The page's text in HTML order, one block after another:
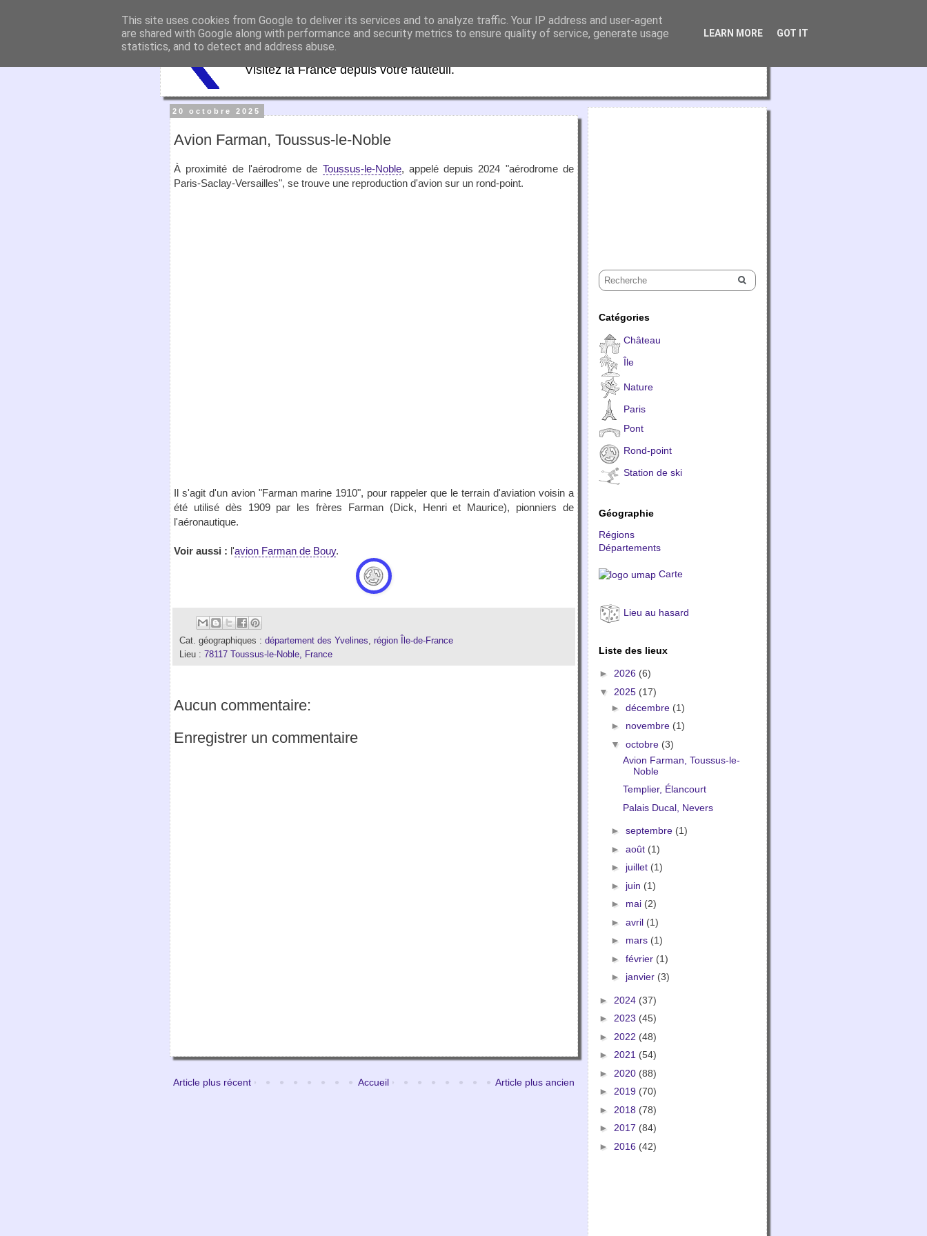
VirtuaFrance
Visitez la France depuis votre fauteuil.
20 octobre 2025
Avion Farman, Toussus-le-Noble
À proximité de l'aérodrome de Toussus-le-Noble, appelé depuis 2024 "aérodrome de
Paris-Saclay-Versailles", se trouve une reproduction d'avion sur un rond-point.
Il s'agit d'un avion "Farman marine 1910", pour rappeler que le terrain d'aviation voisin a
été utilisé dès 1909 par les frères Farman (Dick, Henri et Maurice), pionniers de
l'aéronautique.
Voir aussi : l'avion Farman de Bouy.
Cat. géographiques : département des Yvelines
région Île-de-France
Lieu : 78117 Toussus-le-Noble, France
Aucun commentaire:
Enregistrer un commentaire
Article plus récent Article plus ancien
Accueil
Catégories
Château
Île
Nature
Paris
Pont
Rond-point
Station de ski
Géographie
Régions
Départements
Carte
Lieu au hasard
Liste des lieux
► 2026 (6)
▼ 2025 (17)
► décembre (1)
► novembre (1)
▼ octobre (3)
Avion Farman, Toussus-le-
Noble
Templier, Élancourt
Palais Ducal, Nevers
► septembre (1)
► août (1)
► juillet (1)
► juin (1)
► mai (2)
► avril (1)
► mars (1)
► février (1)
► janvier (3)
► 2024 (37)
► 2023 (45)
► 2022 (48)
► 2021 (54)
► 2020 (88)
► 2019 (70)
► 2018 (78)
► 2017 (84)
► 2016 (42)
This site uses cookies from Google to deliver its services and to analyze traffic. Your IP address and user-agent
are shared with Google along with performance and security metrics to ensure quality of service, generate usage
statistics, and to detect and address abuse.
LEARN MORE GOT IT